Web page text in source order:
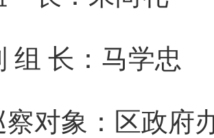
长：马学忠
象：区政府